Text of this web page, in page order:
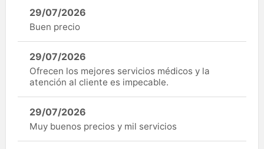
29/07/2026
Buen precio
29/07/2026
Ofrecen los mejores servicios médicos y la
atención al cliente es impecable.
29/07/2026
Muy buenos precios y mil servicios